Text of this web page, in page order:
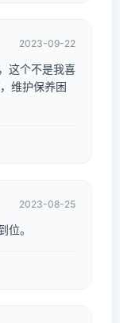
2023-09-22
这个不是我喜
维护保养困
2023-08-25
位。